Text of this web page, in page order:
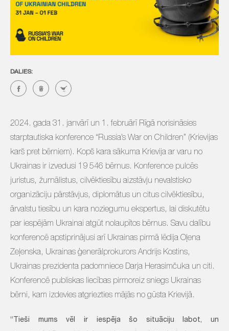
DALIES:
2024. gada 31. janvārī un 1. februārī Rīgā norisināsies
starptautiska konference “Russia’s War on Children” (Krievijas
karš pret bērniem). Kopš kara sākuma Krievija ar varu no
Ukrainas ir izvedusi 19 546 bērnus. Konference pulcēs
juristus, žurnālistus, cilvēktiesību aizstāvju nevalstisko
organizāciju pārstāvjus, diplomātus un citus cilvēktiesību,
ārvalstu tiesību un kara noziegumu ekspertus, lai diskutētu
par iespējām Ukrainai atgūt nolaupītos bērnus. Savu dalību
konferencē apstiprinājusi arī Ukrainas pirmā lēdija Oļena
Zeļenska, Ukrainas ģenerālprokurors Andrijs Kostins,
Ukrainas prezidenta padomniece Darja Herasimčuka un citi.
Konferencē publiskas liecības pirmoreiz sniegs Ukrainas
bērni, kam izdevies atgriezties mājās no gūsta Krievijā.
“Tieši mums vēl ir iespēja šo situāciju labot, un